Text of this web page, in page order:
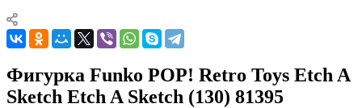
Фигурка Funko POP! Retro Toys Etch A
Sketch Etch A Sketch (130) 81395